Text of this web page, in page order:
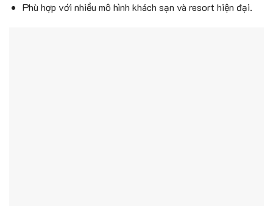
Phù hợp với nhiều mô hình khách sạn và resort hiện đại.